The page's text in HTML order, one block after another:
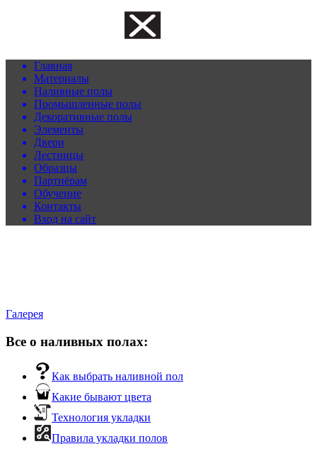
Главная
Материалы
Наливные полы
Промышленные полы
Декоративные полы
Элементы
Двери
Лестницы
Образцы
Партнёрам
Обучение
Контакты
Вход на сайт
Галерея
Все о наливных полах:
Как выбрать наливной пол
Какие бывают цвета
Технология укладки
Правила укладки полов